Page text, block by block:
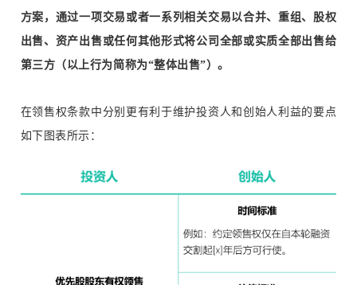
方案，通过一项交易或者一系列相关交易以合并、重组、股权
出售、资产出售或任何其他形式将公司全部或实质全部出售给
第三方（以上行为简称为“整体出售”）。
在领售权条款中分别更有利于维护投资人和创始人利益的要点
如下图表所示：